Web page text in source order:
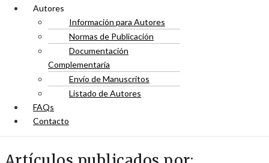
Autores
Información para Autores
Normas de Publicación
Documentación
Complementaria
Envío de Manuscritos
Listado de Autores
FAQs
Contacto